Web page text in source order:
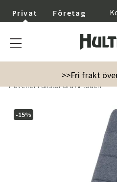
Privat Företag
>>Fri frakt
Utemöbler
Traveller Fällstol Grå Airtouch
-15%